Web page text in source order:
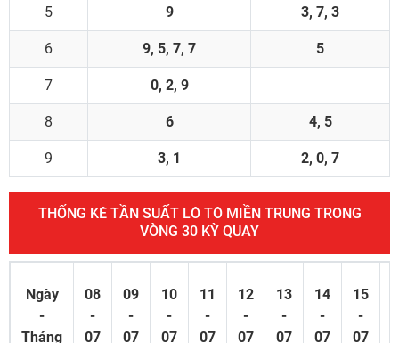
5 9 3, 7, 3
6 9, 5, 7, 7 5
7 0, 2, 9
8 6 4, 5
9 3, 1 2, 0, 7
THỐNG KÊ TẦN SUẤT LÔ TÔ MIỀN TRUNG TRONG
VÒNG 30 KỲ QUAY
Ngày
-
Tháng
08
-
07
09
-
07
10
-
07
11
-
07
12
-
07
13
-
07
14
-
07
15
-
07